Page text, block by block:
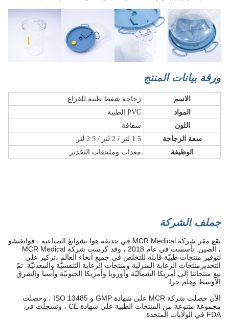
ورقة بيانات المنتج
الاسم
زجاجة شفط طبية للفراغ
المواد
PVC الطبية
اللون
شفافة
سعة الزجاجة
1.5 لتر / 2 لتر / 2.5 لتر
الوظيفة
معدات وملحقات التخدير
جملف الشركة
يقع مقر شركة MCR Medical في حديقة هوا تشوانغ الصناعية ، قوانغتشو
، الصين. تأسست في عام 2018 ، وقد كرست شركة MCR Medical
لتوفير منتجات طبيّة قابلة للتخلص في جميع أنحاء العالم ،تركيز على
التخديرمنتجات الرعاية المنزلية ومنتجات الرعاية التنفسيّة والمعدنيّة. تمّ
بيع منتجاتنا إلى أمريكا الشماليّة وأوروبا وأمريكا الجنوبيّة وآسيا والشرق
الأوسط وهلم جرا.
الآن حصلت شركة MCR على شهادة GMP و ISO 13485 ، وحصلت
مجموعة متنوعة من المنتجات الطبية على شهادة CE ، وتسجلت في
FDA في الولايات المتحدة.